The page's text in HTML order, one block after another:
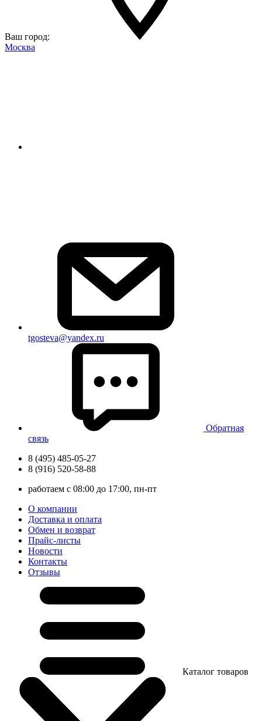
Ваш город:
Москва
tgosteva@yandex.ru
Обратная
связь
8 (495) 485-05-27
8 (916) 520-58-88
работаем с 08:00 до 17:00, пн-пт
О компании
Доставка и оплата
Обмен и возврат
Прайс-листы
Новости
Контакты
Отзывы
Каталог товаров